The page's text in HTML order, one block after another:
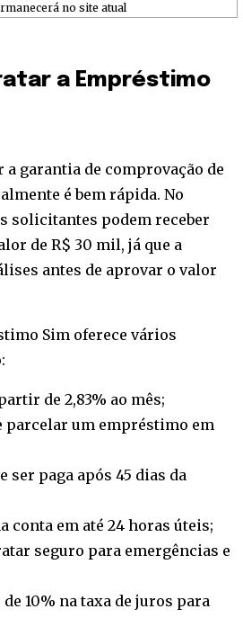
no site atual
a Empréstimo
a garantia de comprovação de
é bem rápida. No
solicitantes podem receber
de R$ 30 mil, já que a
antes de aprovar o valor
Sim oferece vários
de 2,83% ao mês;
parcelar um empréstimo em
ser paga após 45 dias da
conta em até 24 horas úteis;
seguro para emergências e
10% na taxa de juros para